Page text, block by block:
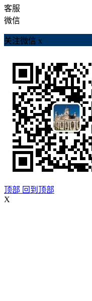
客服
微信
关注微信 x
顶部 回到顶部
X